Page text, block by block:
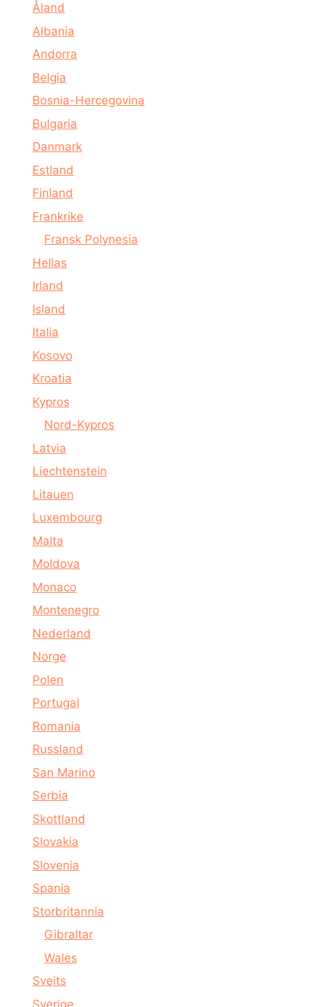
Åland
Albania
Andorra
Belgia
Bosnia-Hercegovina
Bulgaria
Danmark
Estland
Finland
Frankrike
Fransk Polynesia
Hellas
Irland
Island
Italia
Kosovo
Kroatia
Kypros
Nord-Kypros
Latvia
Liechtenstein
Litauen
Luxembourg
Malta
Moldova
Monaco
Montenegro
Nederland
Norge
Polen
Portugal
Romania
Russland
San Marino
Serbia
Skottland
Slovakia
Slovenia
Spania
Storbritannia
Gibraltar
Wales
Sveits
Sverige